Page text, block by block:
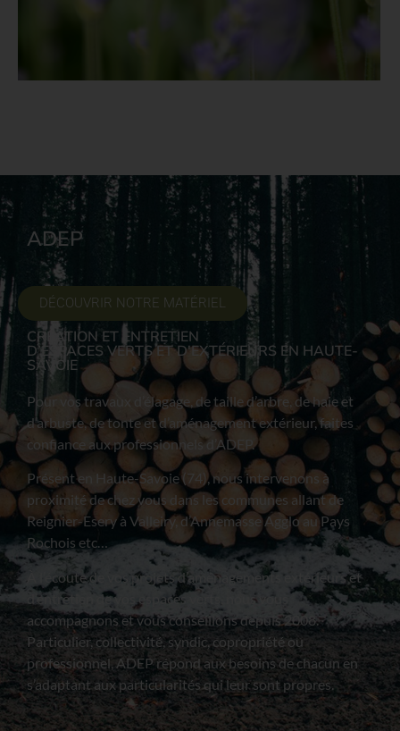
ADEP
DÉCOUVRIR NOTRE MATÉRIEL
CRÉATION ET ENTRETIEN
D’ESPACES VERTS ET D'EXTÉRIEURS EN HAUTE-
SAVOIE
Pour vos travaux d’élagage, de taille d’arbre, de haie et
d’arbuste, de tonte et d’aménagement extérieur, faites
confiance aux professionnels d’ADEP.
Présent en Haute-Savoie (74), nous intervenons à
proximité de chez vous dans les communes allant de
Reignier-Esery à Valleiry, d’Annemasse Agglo au Pays
Rochois etc…
À l’écoute de vos projets d’aménagements extérieurs et
d’entretien de vos espaces verts, nous vous
accompagnons et vous conseillons depuis 2008.
Particulier, collectivité, syndic, copropriété ou
professionnel, ADEP répond aux besoins de chacun en
s’adaptant aux particularités qui leur sont propres.